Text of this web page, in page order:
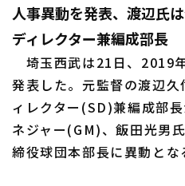
ファーム西地区
交流戦
東北楽天ゴールデン
埼玉西武ライオンズ
千葉ロッテマリーン
オリックス・バファ
福岡ソフトバンクホ
設定
人事異動を発表、渡辺氏
ディレクター兼編成部長
埼玉西武は21日、2019
発表した。元監督の渡辺
ィレクター(SD)兼編成部
ネジャー(GM)、飯田光男
締役球団本部長に異動とな